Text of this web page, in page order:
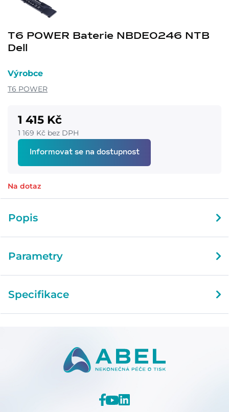
T6 POWER Baterie NBDE0246 NTB
Dell
Výrobce
T6 POWER
1 415 Kč
1 169 Kč bez DPH
Informovat se na dostupnost
Na dotaz
Popis
Parametry
Specifikace